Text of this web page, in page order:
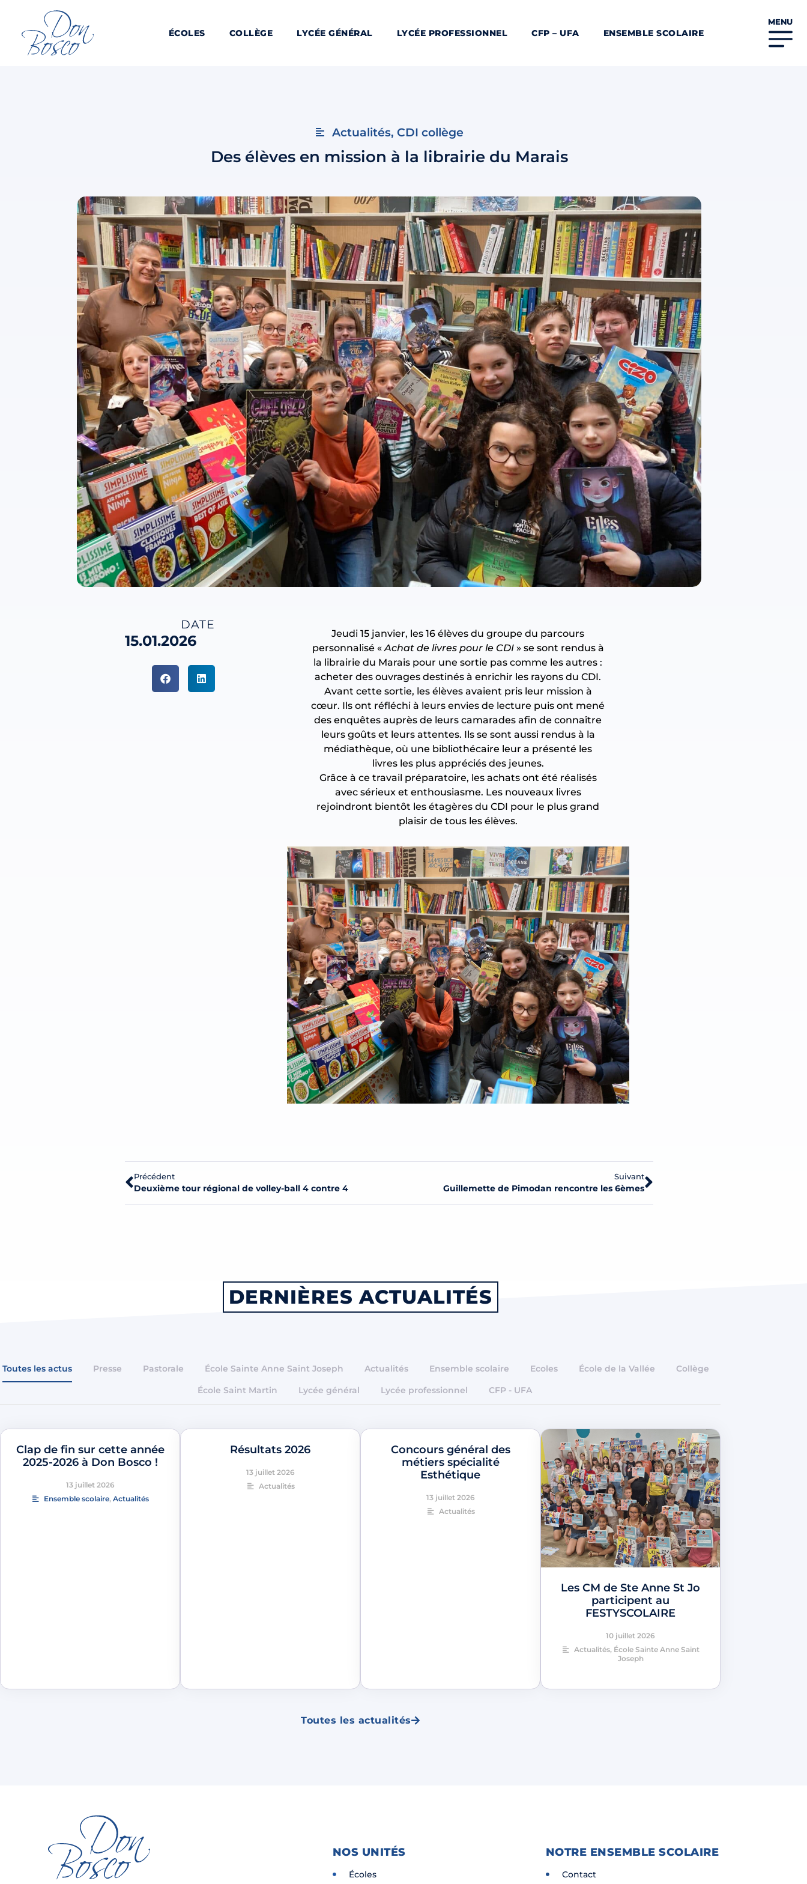
ÉCOLES COLLÈGE LYCÉE GÉNÉRAL LYCÉE PROFESSIONNEL CFP – UFA ENSEMBLE SCOLAIRE
MENU
Actualités, CDI collège
Des élèves en mission à la librairie du Marais
DATE
15.01.2026
Jeudi 15 janvier, les 16 élèves du groupe du parcours
personnalisé «Achat de livres pour le CDI» se sont rendus à
la librairie du Marais pour une sortie pas comme les autres :
acheter des ouvrages destinés à enrichir les rayons du CDI.
Avant cette sortie, les élèves avaient pris leur mission à
cœur. Ils ont réfléchi à leurs envies de lecture puis ont mené
des enquêtes auprès de leurs camarades afin de connaître
leurs goûts et leurs attentes. Ils se sont aussi rendus à la
médiathèque, où une bibliothécaire leur a présenté les
livres les plus appréciés des jeunes.
Grâce à ce travail préparatoire, les achats ont été réalisés
avec sérieux et enthousiasme. Les nouveaux livres
rejoindront bientôt les étagères du CDI pour le plus grand
plaisir de tous les élèves.
Précédent
Deuxième tour régional de volley-ball 4 contre 4
Suivant
Guillemette de Pimodan rencontre les 6èmes
DERNIÈRES ACTUALITÉS
Toutes les actus Presse Pastorale École Sainte Anne Saint Joseph Actualités Ensemble scolaire Ecoles École de la Vallée
Collège
École Saint Martin
Lycée général Lycée professionnel CFP - UFA
Clap de fin sur cette année
2025-2026 à Don Bosco !
13 juillet 2026
Ensemble scolaire, Actualités
Résultats 2026
13 juillet 2026
Actualités
Concours général des
métiers spécialité
Esthétique
13 juillet 2026
Actualités
Les CM de Ste Anne St Jo
participent au
FESTYSCOLAIRE
10 juillet 2026
Actualités, École Sainte Anne Saint
Joseph
Toutes les actualités
NOS UNITÉS
Écoles
NOTRE ENSEMBLE SCOLAIRE
Contact